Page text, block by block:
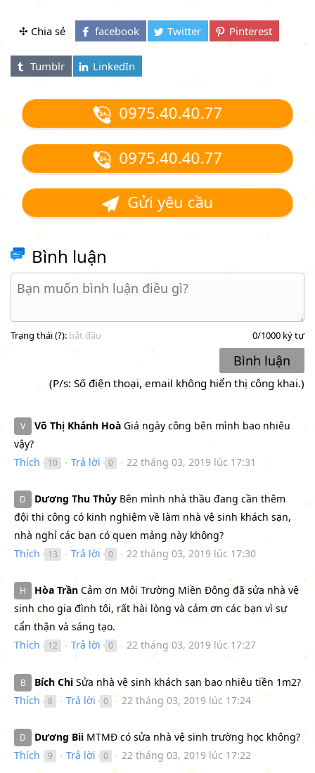
✣ Chia sẻ
0975.40.40.77
0975.40.40.77
Gửi yêu cầu
Bình luận
Trạng thái (?): bắt đầu 0/1000 ký tự
Bình luận
(P/s: Số điện thoại, email không hiển thị công khai.)
V Võ Thị Khánh Hoà Giá ngày công bên mình bao nhiêu
vậy?
Thích
10 ● Trả lời 0 ● 22 tháng 03, 2019 lúc 17:31
D Dương Thu Thủy Bên mình nhà thầu đang cần thêm
đội thi công có kinh nghiệm về làm nhà vệ sinh khách sạn,
nhà nghỉ các bạn có quen mảng này không?
Thích
13 ● Trả lời 0 ● 22 tháng 03, 2019 lúc 17:30
H Hòa Trần Cảm ơn Môi Trường Miền Đông đã sửa nhà vệ
sinh cho gia đình tôi, rất hài lòng và cảm ơn các bạn vì sự
cẩn thận và sáng tạo.
Thích
12 ● Trả lời 0 ● 22 tháng 03, 2019 lúc 17:27
B Bích Chi Sửa nhà vệ sinh khách sạn bao nhiêu tiền 1m2?
Thích
8 ● Trả lời 0 ● 22 tháng 03, 2019 lúc 17:24
D Dương Bii MTMĐ có sửa nhà vệ sinh trường học không?
Thích
9 ● Trả lời 0 ● 22 tháng 03, 2019 lúc 17:22